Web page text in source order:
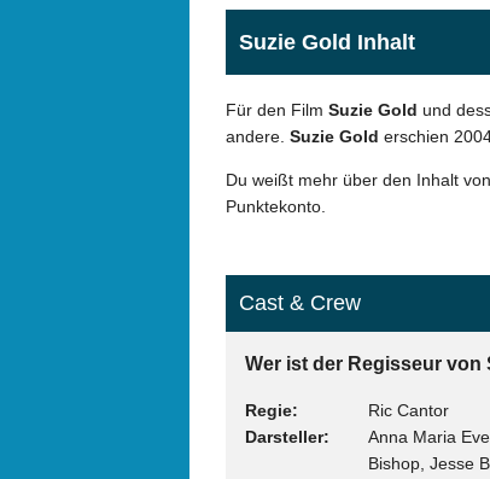
Suzie Gold Inhalt
Für den Film Suzie Gold und
andere. Suzie Gold erschien
Du weißt mehr über den Inhalt von
Punktekonto.
Cast & Crew
Wer ist der Regisseur von
Regie
Ric Cantor
Darsteller
Anna Maria
Bishop, Jesse